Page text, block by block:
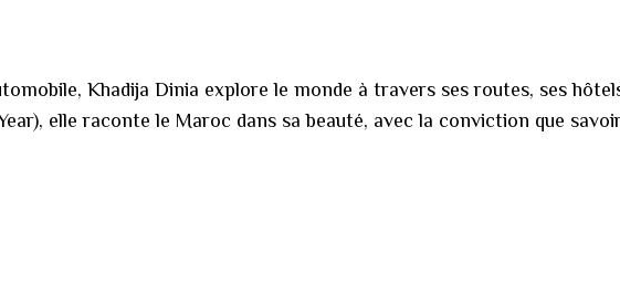
Khadija Dinia explore le monde à travers ses routes, ses
elle raconte le Maroc dans sa beauté, avec la conviction que